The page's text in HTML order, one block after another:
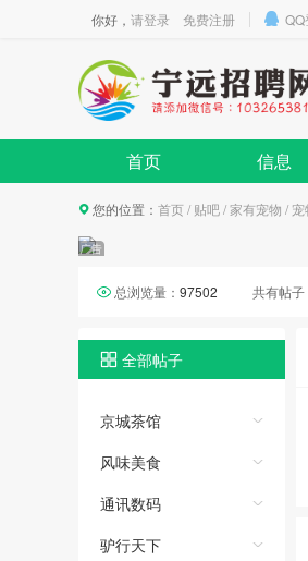
你好， 请登录 免费注册
首页 信息
您的位置： 首页/ 贴吧/家有宠物 /
总浏览量： 97502 共有帖子
全部帖子
京城茶馆
风味美食
通讯数码
驴行天下